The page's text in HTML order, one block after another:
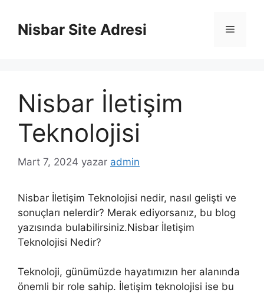
Nisbar Site Adresi Menü
Nisbar İletişim
Teknolojisi
Mart 7, 2024 yazar admin
Nisbar İletişim Teknolojisi nedir, nasıl gelişti ve
sonuçları nelerdir? Merak ediyorsanız, bu blog
yazısında bulabilirsiniz.Nisbar İletişim
Teknolojisi Nedir?
Teknoloji, günümüzde hayatımızın her alanında
önemli bir role sahip. İletişim teknolojisi ise bu